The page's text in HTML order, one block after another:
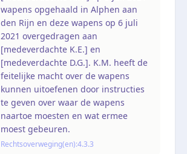
wapens opgehaald in Alphen aan
den Rijn en deze wapens op 6 juli
2021 overgedragen aan
[medeverdachte K.E.] en
[medeverdachte D.G.]. K.M. heeft de
feitelijke macht over de wapens
kunnen uitoefenen door instructies
te geven over waar de wapens
naartoe moesten en wat ermee
moest gebeuren.
Rechtsoverweging(en):4.3.3